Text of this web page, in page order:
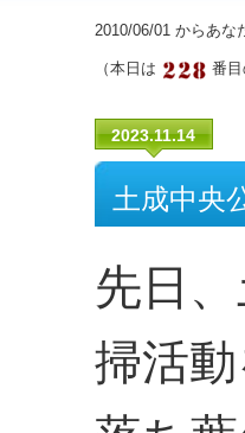
2010/06/01 からあな
（本日は 番
2023.11.14
土成中央
先日
掃活